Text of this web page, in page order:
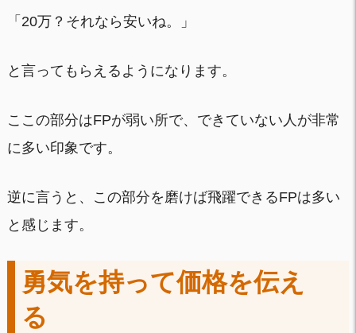
「20万？それなら安いね。」
と言ってもらえるようになります。
ここの部分はFPが弱い所で、できていない人が非常
に多い印象です。
逆に言うと、この部分を磨けば飛躍できるFPは多い
と感じます。
勇気を持って価格を伝え
る